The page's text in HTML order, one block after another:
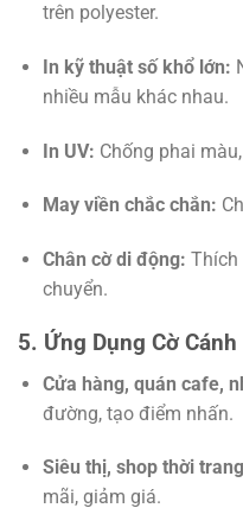
trên polyester.
In kỹ thuật số khổ lớn:
nhiều mẫu khác nhau.
In UV: Chống phai
May viền chắc chắn:
Chân cờ di động: Thích
chuyển.
5. Ứng Dụng Cờ
Cửa hàng, quán cafe,
đường, tạo điểm nhấn.
Siêu thị, shop thời
mãi, giảm giá.